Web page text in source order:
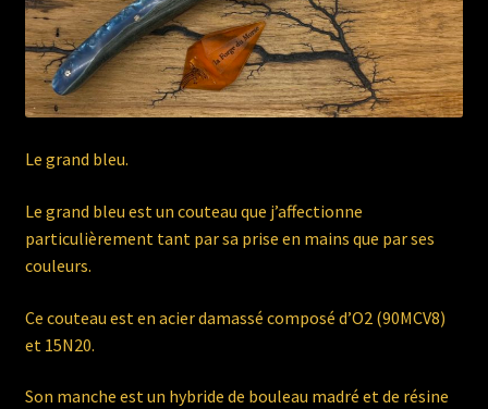
Le grand bleu.
Le grand bleu est un couteau que j’affectionne
particulièrement tant par sa prise en mains que par ses
couleurs.
Ce couteau est en acier damassé composé d’O2 (90MCV8)
et 15N20.
Son manche est un hybride de bouleau madré et de résine